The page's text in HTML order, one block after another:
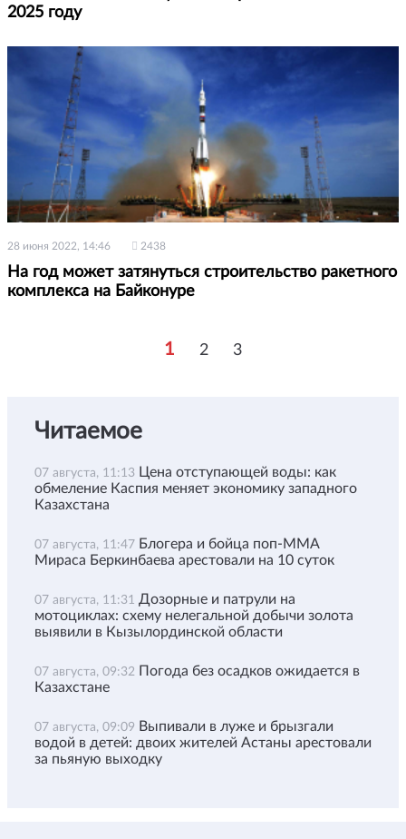
2025 году
28 июня 2022, 14:46 2438
На год может затянуться строительство ракетного
комплекса на Байконуре
1 2 3
Читаемое
07 августа, 11:13 Цена отступающей воды: как
обмеление Каспия меняет экономику западного
Казахстана
07 августа, 11:47 Блогера и бойца поп-ММА
Мираса Беркинбаева арестовали на 10 суток
07 августа, 11:31 Дозорные и патрули на
мотоциклах: схему нелегальной добычи золота
выявили в Кызылординской области
07 августа, 09:32 Погода без осадков ожидается в
Казахстане
07 августа, 09:09 Выпивали в луже и брызгали
водой в детей: двоих жителей Астаны арестовали
за пьяную выходку